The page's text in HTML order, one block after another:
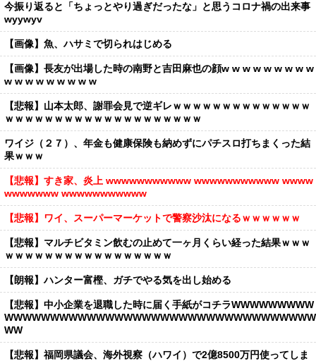
今振り返ると「ちょっとやり過ぎだったな」と思うコロナ禍の出来事
wyywyv
【画像】魚、ハサミで切られはじめる
【画像】長友が出場した時の南野と吉田麻也の顔w w w w w w w w w
w w w w w w w w w
【悲報】山本太郎、謝罪会見で逆ギレｗｗｗｗｗｗｗｗｗｗｗｗｗｗ
ｗｗｗｗｗｗｗｗｗｗｗｗｗｗｗｗｗｗｗｗ
ワイジ（２７）、年金も健康保険も納めずにパチスロ打ちまくった結
果ｗｗｗ
【悲報】すき家、炎上 wwwwwwwwwww wwwwwwwwwww wwww
wwwwwww wwwwwwwwwww
【悲報】ワイ、スーパーマーケットで警察沙汰になるｗｗｗｗｗｗ
【悲報】マルチビタミン飲むの止めて一ヶ月くらい経った結果ｗｗｗ
ｗｗｗｗｗｗｗｗｗｗｗｗｗｗｗｗｗ
【朗報】ハンター富樫、ガチでやる気を出し始める
【悲報】中小企業を退職した時に届く手紙がコチラWWWWWWWWW
WWWWWWWWWWWWWWWWWWWWWWWWWWWWWWWWWW
WW
【悲報】福岡県議会、海外視察（ハワイ）で2億8500万円使ってしま